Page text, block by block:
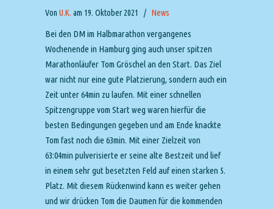
Von U.K. am 19. Oktober 2021 / News
Bei den DM im Halbmarathon vergangenes
Wochenende in Hamburg ging auch unser spitzen
Marathonläufer Tom Gröschel an den Start. Das Ziel
war nicht nur eine gute Platzierung, sondern auch ein
Zeit unter 64min zu laufen. Mit einer schnellen
Spitzengruppe vom Start weg waren hierfür die
besten Bedingungen gegeben und am Ende knackte
Tom fast noch die 63min. Mit einer Zielzeit von
63:04min pulverisierte er seine alte Bestzeit und lief
in einem sehr gut besetzten Feld auf einen starken 5.
Platz. Mit diesem Rückenwind kann es weiter gehen
und wir drücken Tom die Daumen für die kommenden